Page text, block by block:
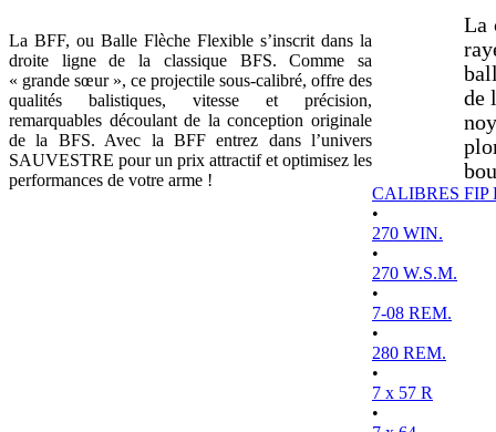
La BFF, ou Balle Flèche Flexible s’inscrit dans la
droite ligne de la classique BFS. Comme sa
« grande sœur », ce projectile sous-calibré, offre des
qualités balistiques, vitesse et précision,
remarquables découlant de la conception originale
de la BFS. Avec la BFF entrez dans l’univers
SAUVESTRE pour un prix attractif et optimisez les
performances de votre arme !
La
de
CALIBRES FIP
•
270 WIN.
•
270 W.S.M.
•
7-08 REM.
•
280 REM.
•
7 x 57 R
•